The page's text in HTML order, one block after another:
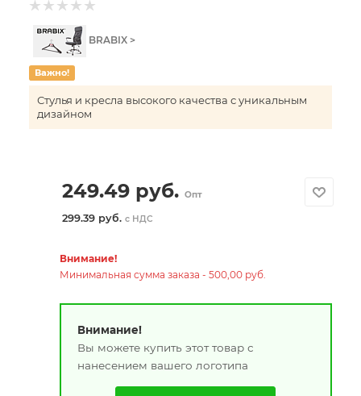
BRABIX >
Важно!
Стулья и кресла высокого качества с уникальным
дизайном
249.49руб. Опт
299.39 руб. с НДС
Внимание!
Минимальная сумма заказа - 500,00 руб.
Внимание!
Вы можете купить этот товар с
нанесением вашего логотипа